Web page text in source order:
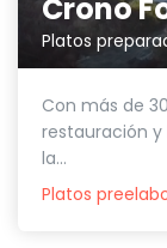
Crono
Platos
Con más de
restauración y
la...
Platos